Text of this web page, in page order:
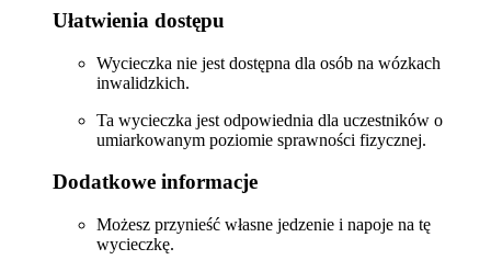
Ułatwienia dostępu
Wycieczka nie jest dostępna dla osób na wózkach
inwalidzkich.
Ta wycieczka jest odpowiednia dla uczestników o
umiarkowanym poziomie sprawności fizycznej.
Dodatkowe informacje
Możesz przynieść własne jedzenie i napoje na tę
wycieczkę.